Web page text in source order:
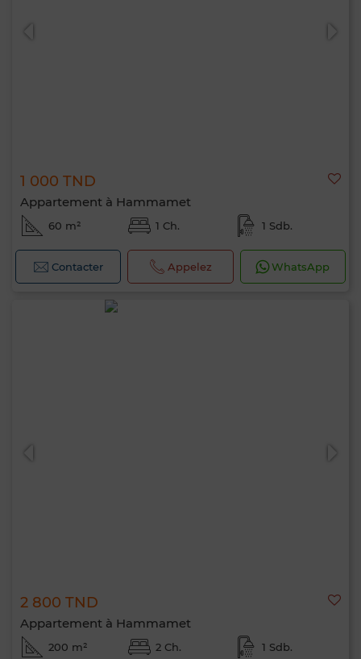
1 000 TND
Appartement à Hammamet
60 m² 1 Ch. 1 Sdb.
Contacter Appelez WhatsApp
2 800 TND
Appartement à Hammamet
200 m² 2 Ch. 1 Sdb.